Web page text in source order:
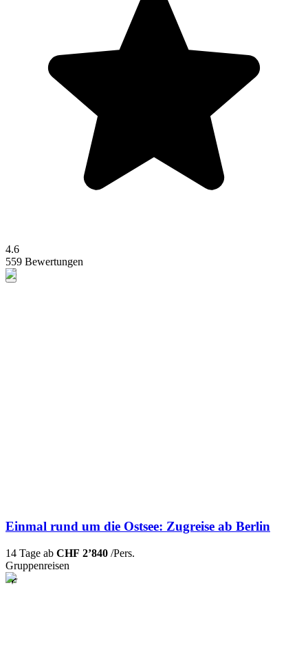
4.6
559 Bewertungen
Einmal rund um die Ostsee: Zugreise ab Berlin
14 Tage ab CHF 2’840 /Pers.
Gruppenreisen